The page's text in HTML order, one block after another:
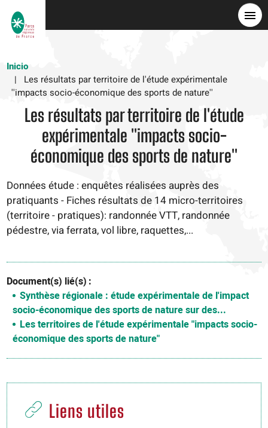
Inicio
Les résultats par territoire de l'étude expérimentale
''impacts socio-économique des sports de nature''
Les résultats par territoire de l'étude
expérimentale ''impacts socio-
économique des sports de nature''
Données étude : enquêtes réalisées auprès des
pratiquants - Fiches résultats de 14 micro-territoires
(territoire - pratiques): randonnée VTT, randonnée
pédestre, via ferrata, vol libre, raquettes,...
Document(s) lié(s)
Synthèse régionale : étude expérimentale de l'impact
socio-économique des sports de nature sur des...
Les territoires de l'étude expérimentale "impacts socio-
économique des sports de nature"
Liens utiles